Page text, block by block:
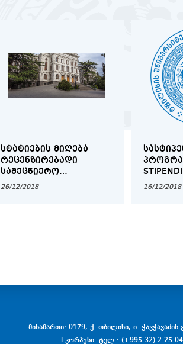
ᲡᲢᲐᲢᲘᲔᲑᲘᲡ ᲛᲘᲦᲔᲑᲐ
ᲠᲔᲪᲔᲜᲖᲘᲠᲔᲑᲐᲓᲘ
ᲡᲐᲛᲔᲪᲜᲘᲔᲠᲝ
ᲟᲣᲠᲜᲐᲚᲘᲡᲐᲗᲕᲘᲡ
26/12/2018 16/12/2018
მისამართი: 0179, ქ. თბილისი, ი. ჭავჭავაძის
I კორპუსი. ტელ.: (+995 32) 2 25